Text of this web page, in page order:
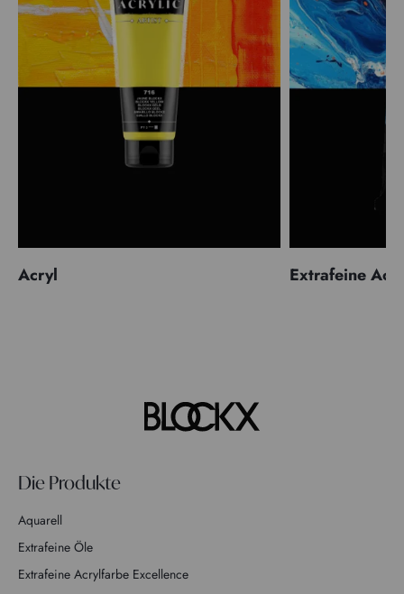
Acryl Extrafeine
Die Produkte
Aquarell
Extrafeine Öle
Extrafeine Acrylfarbe Excellence